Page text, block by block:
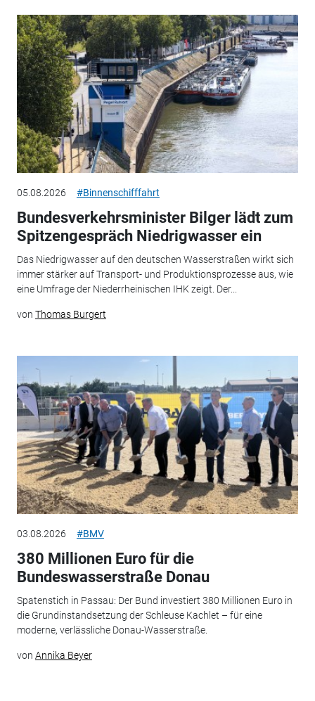
05.08.2026 #Binnenschifffahrt
Bundesverkehrsminister Bilger lädt zum
Spitzengespräch Niedrigwasser ein
Das Niedrigwasser auf den deutschen Wasserstraßen wirkt sich
immer stärker auf Transport- und Produktionsprozesse aus, wie
eine Umfrage der Niederrheinischen IHK zeigt. Der...
von Thomas Burgert
03.08.2026 #BMV
380 Millionen Euro für die
Bundeswasserstraße Donau
Spatenstich in Passau: Der Bund investiert 380 Millionen Euro in
die Grundinstandsetzung der Schleuse Kachlet – für eine
moderne, verlässliche Donau-Wasserstraße.
von Annika Beyer